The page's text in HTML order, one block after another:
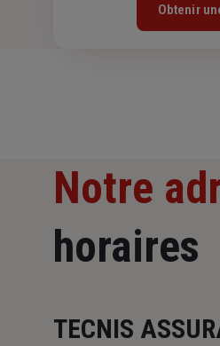
Obtenir
Notre
horaires
TECNIS